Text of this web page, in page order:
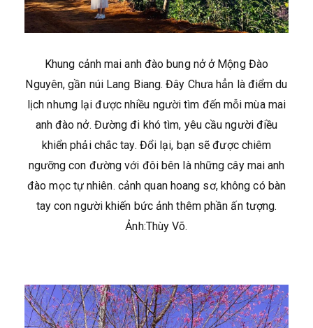
Khung cảnh mai anh đào bung nở ở Mộng Đào
Nguyên, gần núi Lang Biang. Đây Chưa hẳn là điểm du
lịch nhưng lại được nhiều người tìm đến mỗi mùa mai
anh đào nở. Đường đi khó tìm, yêu cầu người điều
khiển phải chắc tay. Đổi lại, bạn sẽ được chiêm
ngưỡng con đường với đôi bên là những cây mai anh
đào mọc tự nhiên. cảnh quan hoang sơ, không có bàn
tay con người khiến bức ảnh thêm phần ấn tượng.
Ảnh:Thùy Võ.